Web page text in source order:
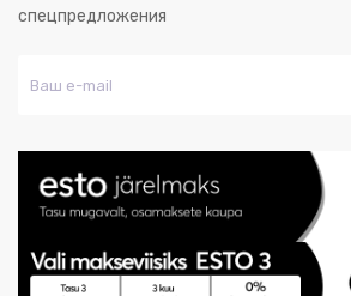
спецпредложения